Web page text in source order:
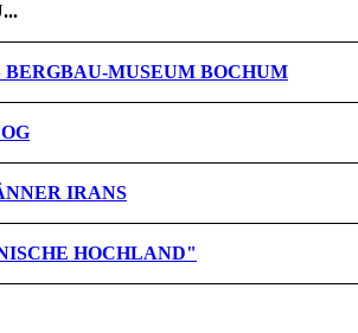
BERGBAU-MUSEUM BOCHUM
IRANS
HOCHLAND"